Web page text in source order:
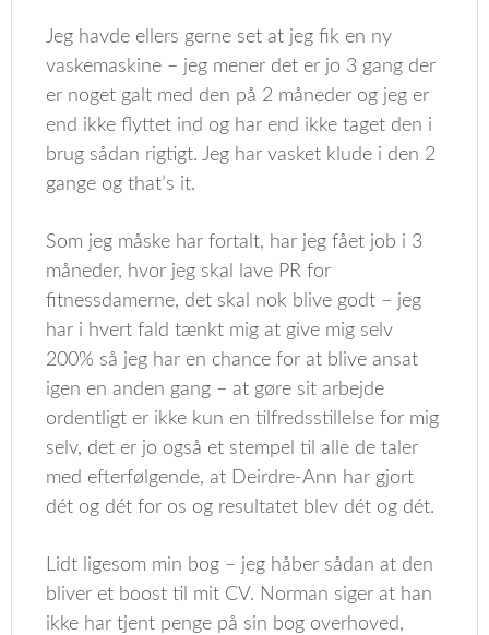
Jeg havde ellers gerne set at jeg fik en ny
vaskemaskine – jeg mener det er jo 3 gang der
er noget galt med den på 2 måneder og jeg er
end ikke flyttet ind og har end ikke taget den i
brug sådan rigtigt. Jeg har vasket klude i den 2
gange og that’s it.
Som jeg måske har fortalt, har jeg fået job i 3
måneder, hvor jeg skal lave PR for
fitnessdamerne, det skal nok blive godt – jeg
har i hvert fald tænkt mig at give mig selv
200% så jeg har en chance for at blive ansat
igen en anden gang – at gøre sit arbejde
ordentligt er ikke kun en tilfredsstillelse for mig
selv, det er jo også et stempel til alle de taler
med efterfølgende, at Deirdre-Ann har gjort
dét og dét for os og resultatet blev dét og dét.
Lidt ligesom min bog – jeg håber sådan at den
bliver et boost til mit CV. Norman siger at han
ikke har tjent penge på sin bog overhoved,